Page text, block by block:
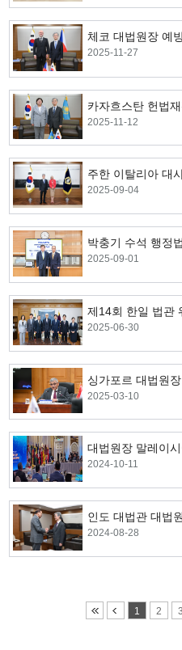
체코 대법원장 예
2025-11-27
카자흐스탄 헌법
2025-11-12
주한 이탈리아 대
2025-09-04
박충기 수석 행정
2025-09-01
제14회 한일 법관
2025-06-30
싱가포르 대법원
2025-03-10
대법원장 말레이
2024-10-11
인도 대법관 대법
2024-08-28
1 2 3